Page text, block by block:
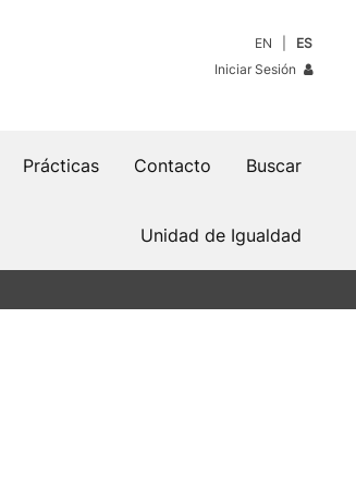
EN
ES
Iniciar Sesión
Buscar
Contacto
Prácticas
Unidad de Igualdad